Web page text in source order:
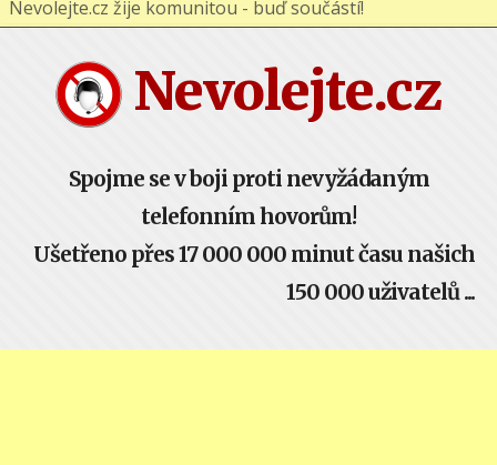
Nevolejte.cz
Spojme se v boji proti nevyžádaným
telefonním hovorům!
Ušetřeno přes 17 000 000 minut času našich
150 000 uživatelů ...
Nevolejte.cz žije komunitou - buď součástí!